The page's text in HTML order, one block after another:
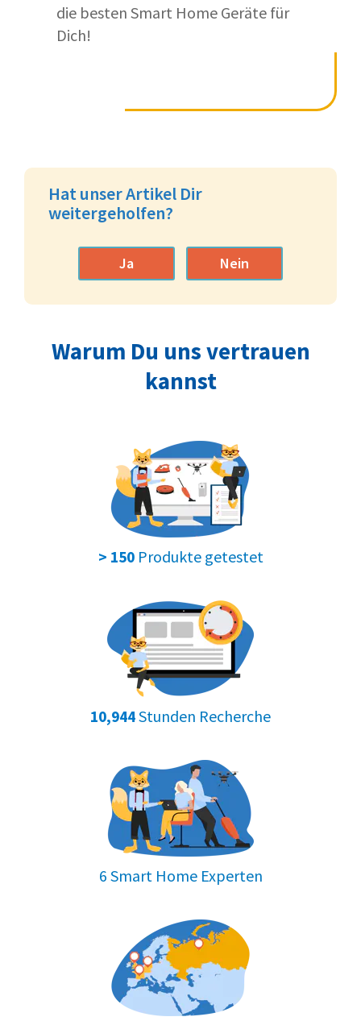
die besten Smart Home Geräte für
Dich!
Hat unser Artikel Dir
weitergeholfen?
Ja Nein
Warum Du uns vertrauen
kannst
> 150Produkte getestet
10,944Stunden Recherche
6 Smart Home Experten